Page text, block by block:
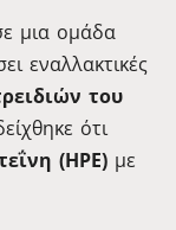
μια ομάδα
εναλλακτικές
του
ότι
(HPE) με